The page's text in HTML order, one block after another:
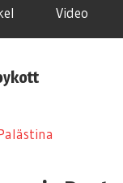
Video